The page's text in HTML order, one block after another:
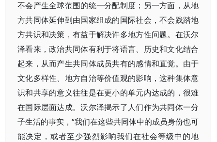
不会产生全球范围的统一分配制度；另一方面，从地
方共同体延伸到由国家组成的国际社会，不会践踏地
方共识和决策，有益于解决许多地方性问题。在沃尔
泽看来，政治共同体有利于将语言、历史和文化结合
起来，从而产生共同体成员共有的感情和直觉。由于
文化多样性、地方自治等价值观的影响，这种集体意
识和共享的意义往往是在更小的单元内达成的，很难
在国际层面达成。沃尔泽揭示了人们作为共同体一分
子生活的事实，“我们在这些共同体中的成员身份也可
能决定，或者至少强烈影响我们在社会等级中的地